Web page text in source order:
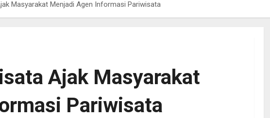
Masyarakat Menjadi Agen Informasi Pariwisata
Ajak Masyarakat
Pariwisata